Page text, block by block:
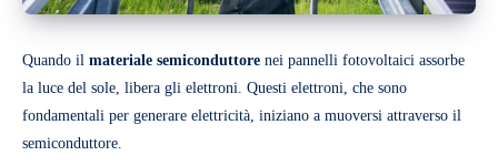
Quando il materiale semiconduttore nei pannelli fotovoltaici assorbe
la luce del sole, libera gli elettroni. Questi elettroni, che sono
fondamentali per generare elettricità, iniziano a muoversi attraverso il
semiconduttore.